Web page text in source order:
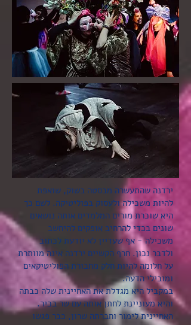
ירדנה שהתעשרה מבסטה בשוק, שואפת
להיות משכילה ולעסוק בפוליטיקה. לשם כך
היא שוכרת מורים המלמדים אותה נושאים
שונים בכדי להרחיב אופקים להיחשב
משכילה - אף שעדיין לא יודעת לכתוב
ולדבר נכון. חרף הקשיים ירדנה אינה מוותרת
על חלומה להיות חלק מחבורת הפוליטיקאים
ומובילי הדעה.
במקביל היא מגדלת את האחיינית שלה כבתה
והיא מעוניינת לחתן אותה עם שר בכיר.
האחיינית לימור וחברתה שרון, כבר פגשו